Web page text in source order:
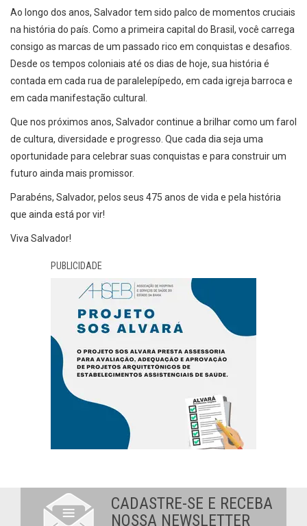
Ao longo dos anos, Salvador tem sido palco de momentos cruciais
na história do país. Como a primeira capital do Brasil, você carrega
consigo as marcas de um passado rico em conquistas e desafios.
Desde os tempos coloniais até os dias de hoje, sua história é
contada em cada rua de paralelepípedo, em cada igreja barroca e
em cada manifestação cultural.
Que nos próximos anos, Salvador continue a brilhar como um farol
de cultura, diversidade e progresso. Que cada dia seja uma
oportunidade para celebrar suas conquistas e para construir um
futuro ainda mais promissor.
Parabéns, Salvador, pelos seus 475 anos de vida e pela história
que ainda está por vir!
Viva Salvador!
PUBLICIDADE
CADASTRE-SE E RECEBA
NOSSA NEWSLETTER